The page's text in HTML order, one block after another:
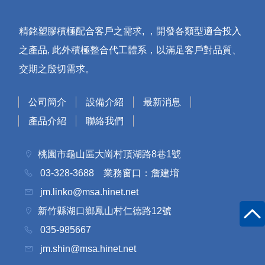
精銘塑膠積極配合客戶之需求, ，開發各類型適合投入
之產品, 此外積極整合代工體系，以滿足客戶對品質、
交期之殷切需求。
公司簡介 設備介紹
最新消息
產品介紹
聯絡我們
桃園市龜山區大崗村頂湖路8巷1號
03-328-3688 業務窗口：詹建堉
jm.linko@msa.hinet.net
新竹縣湖口鄉鳳山村仁德路12號
035-985667
jm.shin@msa.hinet.net